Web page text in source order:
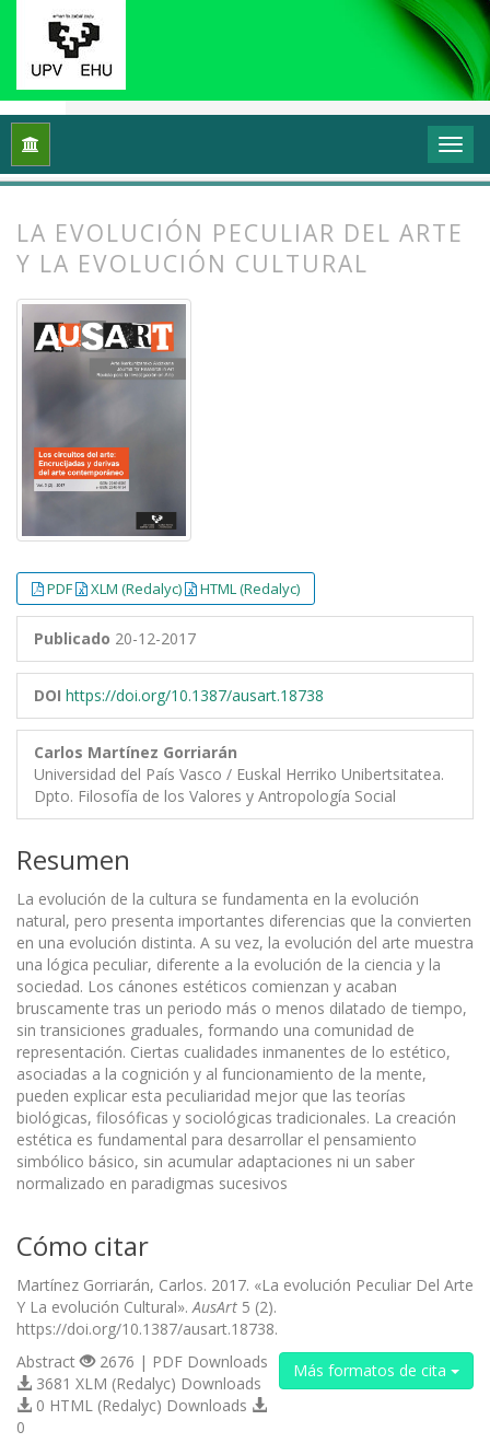
Inicio Vol. 5 Núm. 2 (2017): Los circuitos del
LA EVOLUCIÓN PECULIAR DEL ARTE
Y LA EVOLUCIÓN CULTURAL
PDF XLM (Redalyc) HTML (Redalyc)
Publicado 20-12-2017
DOI https://doi.org/10.1387/ausart.18738
Carlos Martínez Gorriarán
Universidad del País Vasco / Euskal Herriko Unibertsitatea.
Dpto. Filosofía de los Valores y Antropología Social
Resumen
La evolución de la cultura se fundamenta en la evolución
natural, pero presenta importantes diferencias que la convierten
en una evolución distinta. A su vez, la evolución del arte muestra
una lógica peculiar, diferente a la evolución de la ciencia y la
sociedad. Los cánones estéticos comienzan y acaban
bruscamente tras un periodo más o menos dilatado de tiempo,
sin transiciones graduales, formando una comunidad de
representación. Ciertas cualidades inmanentes de lo estético,
asociadas a la cognición y al funcionamiento de la mente,
pueden explicar esta peculiaridad mejor que las teorías
biológicas, filosóficas y sociológicas tradicionales. La creación
estética es fundamental para desarrollar el pensamiento
simbólico básico, sin acumular adaptaciones ni un saber
normalizado en paradigmas sucesivos
Cómo citar
Martínez Gorriarán, Carlos. 2017. «La evolución Peculiar Del Arte
Y La evolución Cultural». AusArt 5 (2).
https://doi.org/10.1387/ausart.18738.
Más formatos de cita
Abstract
2676 | PDF Downloads
3681 XLM (Redalyc) Downloads
0 HTML (Redalyc) Downloads
0